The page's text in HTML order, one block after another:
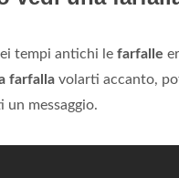
tempi antichi le farfalle
farfalla volarti accanto,
messaggio.